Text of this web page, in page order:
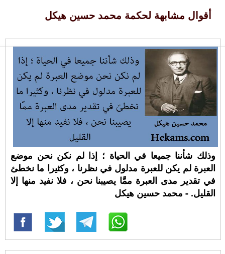
أقوال مشابهة لحكمة محمد حسين هيكل
وذلك شأننا جميعا في الحياة ؛ إذا لم نكن نحن موضع
العبرة لم يكن للعبرة مدلول في نظرنا ، وكثيرا ما نخطئ
في تقدير مدى العبرة ممَّا يصيبنا نحن ، فلا نفيد منها إلا
القليل. - محمد حسين هيكل